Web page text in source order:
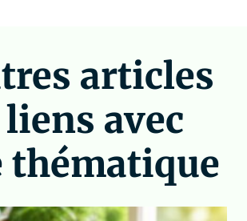
articles
avec
thématique